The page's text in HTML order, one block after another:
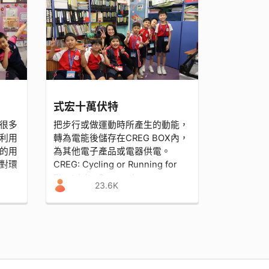
多
用
用
環
式宏十萬伏特
把步行或做運動時所產生的動能，
轉為電能後儲存在CREG BOX內，
為其他電子產品或電器供電。
CREG: Cycling or Running for
Electricity Generation
23.6K